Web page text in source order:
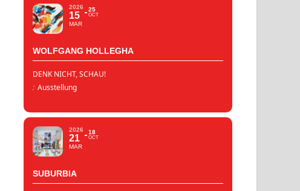
2026
15
MAR
25
OCT
WOLFGANG HOLLEGHA
DENK NICHT, SCHAU!
: Ausstellung
2026
21
MAR
18
OCT
SUBURBIA